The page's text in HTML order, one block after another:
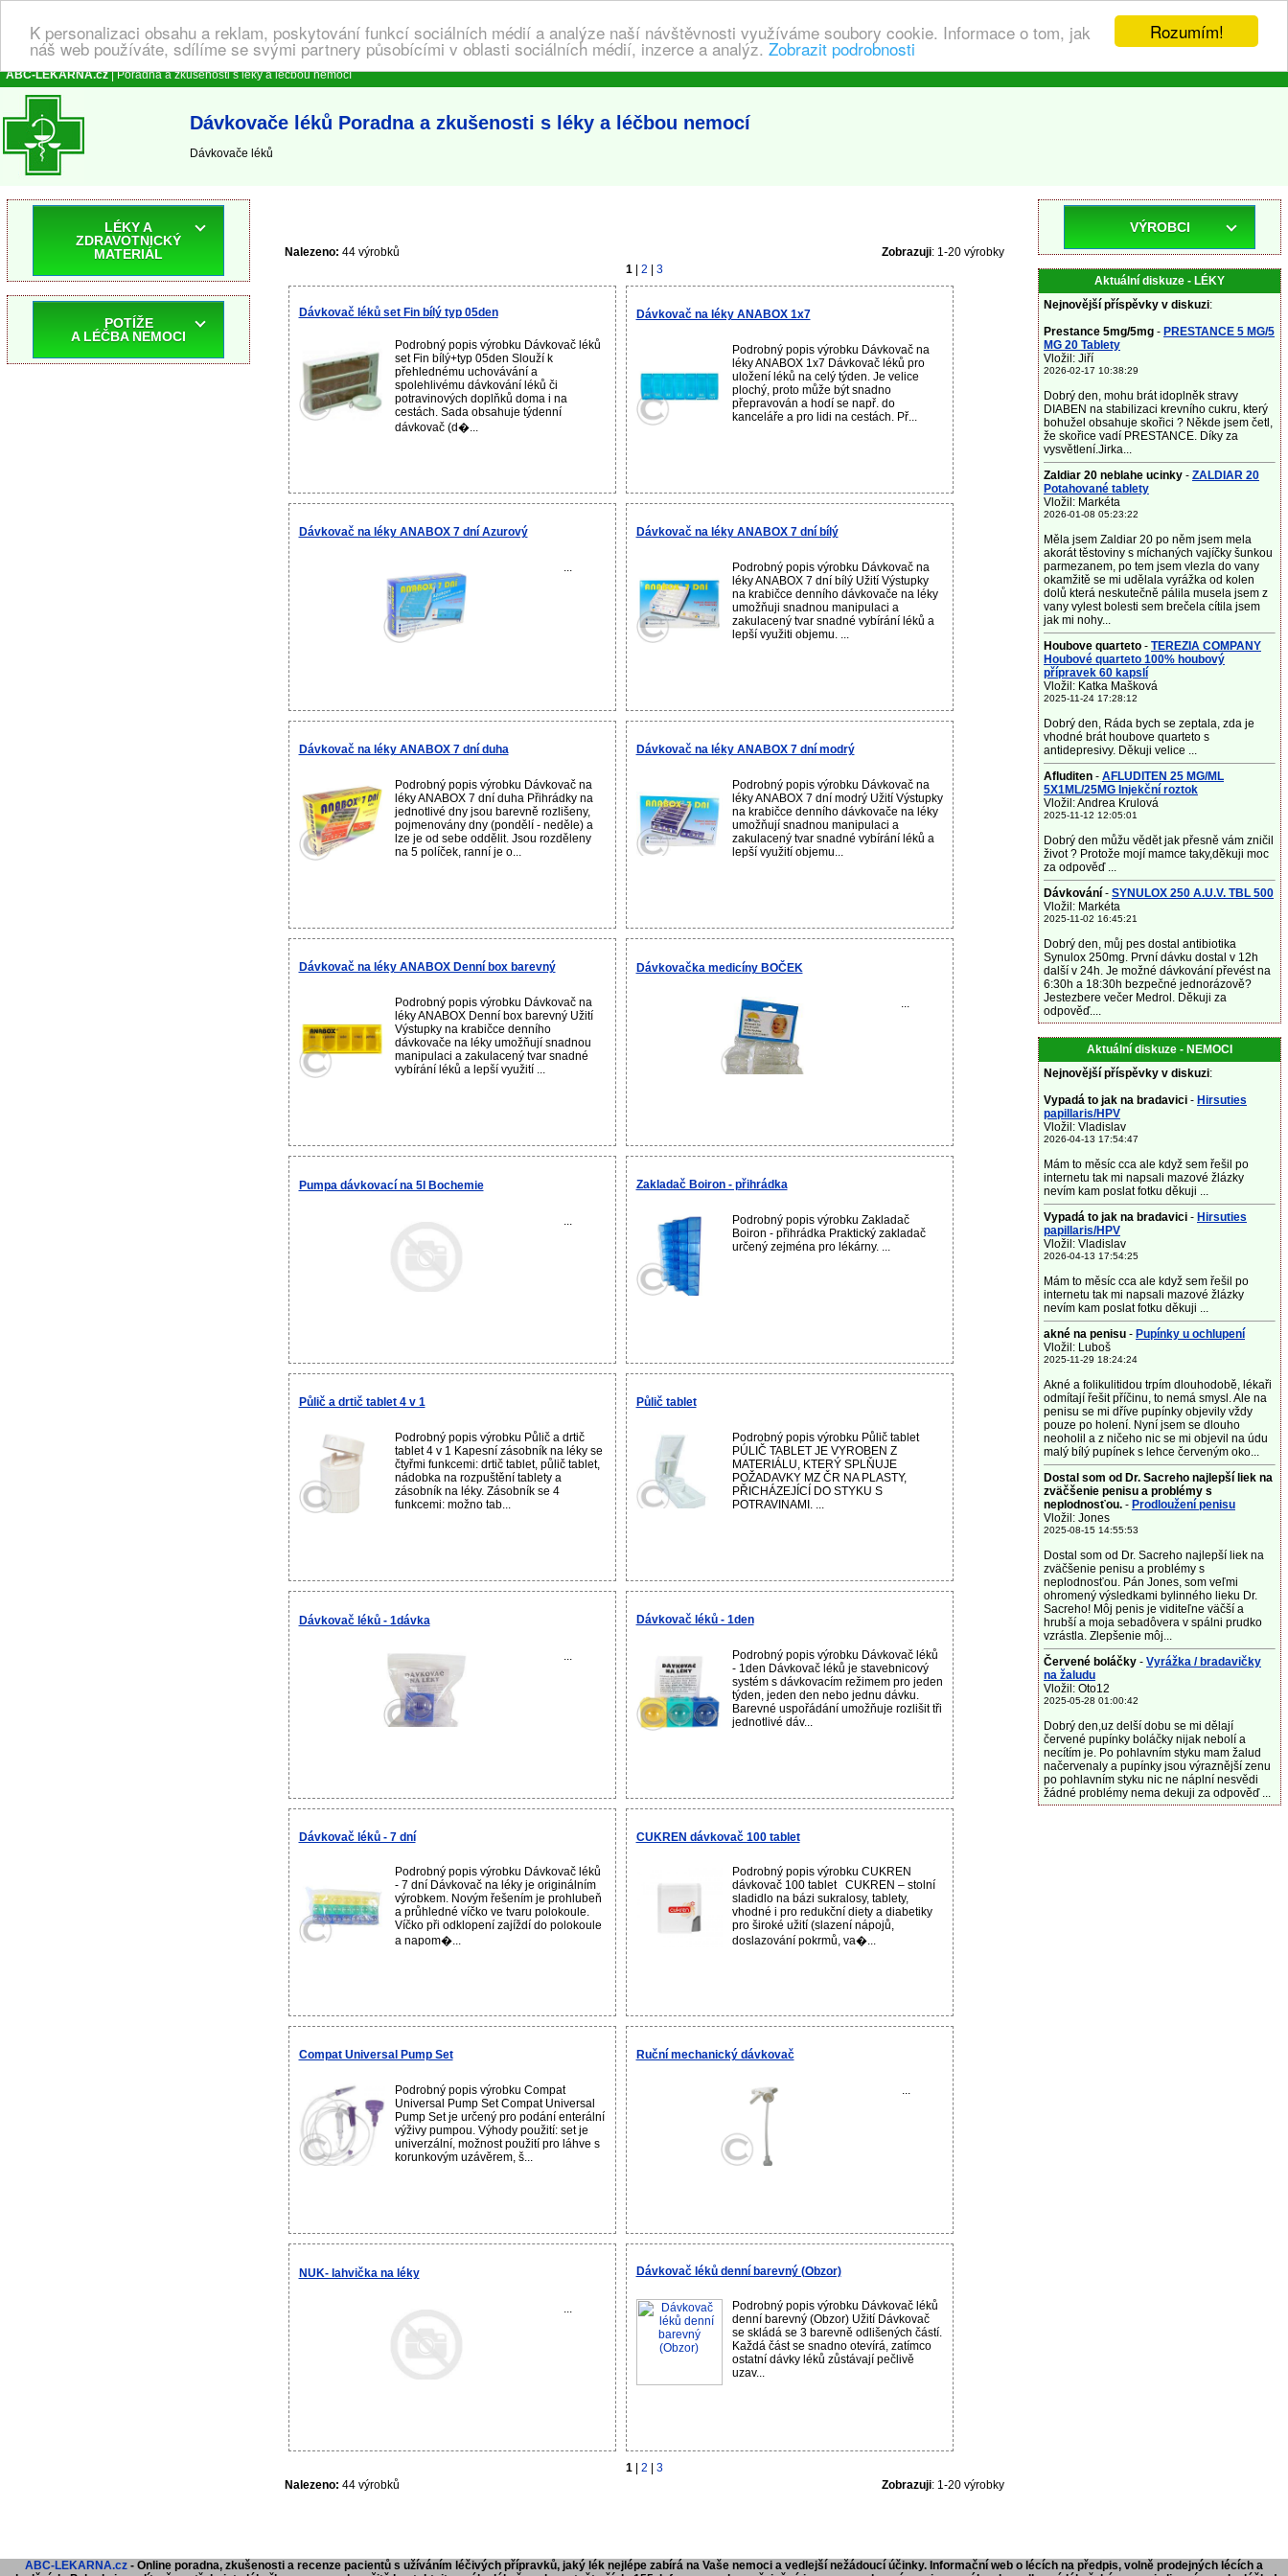
Rozumím!
K personalizaci obsahu a reklam, poskytování funkcí sociálních médií a analýze naší návštěvnosti využíváme soubory cookie. Informace o tom, jak
náš web používáte, sdílíme se svými partnery působícími v oblasti sociálních médií, inzerce a analýz. Zobrazit podrobnosti
ABC-LEKARNA.cz| Poradna a zkušenosti s léky a léčbou nemocí
Dávkovače léků Poradna a zkušenosti s léky a léčbou nemocí
Dávkovače léků
Nalezeno: 44 výrobků Zobrazuji: 1-20 výrobky
1
2 3
Dávkovač léků set Fin bílý typ 05den
Podrobný popis výrobku Dávkovač léků
set Fin bílý+typ 05den Slouží k
přehlednému uchovávání a
spolehlivému dávkování léků či
potravinových doplňků doma i na
cestách. Sada obsahuje týdenní
dávkovač (d�...
Dávkovač na léky ANABOX 1x7
Podrobný popis výrobku Dávkovač na
léky ANABOX 1x7 Dávkovač léků pro
uložení léků na celý týden. Je velice
plochý, proto může být snadno
přepravován a hodí se např. do
kanceláře a pro lidi na cestách. Př...
Dávkovač na léky ANABOX 7 dní Azurový
...
Dávkovač na léky ANABOX 7 dní bílý
Podrobný popis výrobku Dávkovač na
léky ANABOX 7 dní bílý Užití Výstupky
na krabičce denního dávkovače na léky
umožňuji snadnou manipulaci a
zakulacený tvar snadné vybírání léků a
lepší využiti objemu. ...
Dávkovač na léky ANABOX 7 dní duha
Podrobný popis výrobku Dávkovač na
léky ANABOX 7 dní duha Přihrádky na
jednotlivé dny jsou barevně rozlišeny,
pojmenovány dny (pondělí - neděle) a
lze je od sebe oddělit. Jsou rozděleny
na 5 políček, ranní je o...
Dávkovač na léky ANABOX 7 dní modrý
Podrobný popis výrobku Dávkovač na
léky ANABOX 7 dní modrý Užití Výstupky
na krabičce denního dávkovače na léky
umožňují snadnou manipulaci a
zakulacený tvar snadné vybírání léků a
lepší využití objemu...
Dávkovač na léky ANABOX Denní box barevný
Podrobný popis výrobku Dávkovač na
léky ANABOX Denní box barevný Užití
Výstupky na krabičce denního
dávkovače na léky umožňují snadnou
manipulaci a zakulacený tvar snadné
vybírání léků a lepší využití ...
Dávkovačka medicíny BOČEK
...
Pumpa dávkovací na 5l Bochemie
...
Zakladač Boiron - přihrádka
Podrobný popis výrobku Zakladač
Boiron - přihrádka Praktický zakladač
určený zejména pro lékárny. ...
Půlič a drtič tablet 4 v 1
Podrobný popis výrobku Půlič a drtič
tablet 4 v 1 Kapesní zásobník na léky se
čtyřmi funkcemi: drtič tablet, půlič tablet,
nádobka na rozpuštění tablety a
zásobník na léky. Zásobník se 4
funkcemi: možno tab...
Půlič tablet
Podrobný popis výrobku Půlič tablet
PÚLIČ TABLET JE VYROBEN Z
MATERIÁLU, KTERÝ SPLŇUJE
POŽADAVKY MZ ČR NA PLASTY,
PŘICHÁZEJÍCÍ DO STYKU S
POTRAVINAMI. ...
Dávkovač léků - 1dávka
...
Dávkovač léků - 1den
Podrobný popis výrobku Dávkovač léků
- 1den Dávkovač léků je stavebnicový
systém s dávkovacím režimem pro jeden
týden, jeden den nebo jednu dávku.
Barevné uspořádání umožňuje rozlišit tři
jednotlivé dáv...
Dávkovač léků - 7 dní
Podrobný popis výrobku Dávkovač léků
- 7 dní Dávkovač na léky je originálním
výrobkem. Novým řešením je prohlubeň
a průhledné víčko ve tvaru polokoule.
Víčko při odklopení zajíždí do polokoule
a napom�...
CUKREN dávkovač 100 tablet
Podrobný popis výrobku CUKREN
dávkovač 100 tablet CUKREN – stolní
sladidlo na bázi sukralosy, tablety,
vhodné i pro redukční diety a diabetiky
pro široké užití (slazení nápojů,
doslazování pokrmů, va�...
Compat Universal Pump Set
Podrobný popis výrobku Compat
Universal Pump Set Compat Universal
Pump Set je určený pro podání enterální
výživy pumpou. Výhody použití: set je
univerzální, možnost použití pro láhve s
korunkovým uzávěrem, š...
Ruční mechanický dávkovač
...
NUK- lahvička na léky
...
Dávkovač léků denní barevný (Obzor)
Podrobný popis výrobku Dávkovač léků
denní barevný (Obzor) Užití Dávkovač
se skládá se 3 barevně odlišených částí.
Každá část se snadno otevírá, zatímco
ostatní dávky léků zůstávají pečlivě
uzav...
1 2
3
Nalezeno: 44 výrobků Zobrazuji: 1-20 výrobky
LÉKY A
ZDRAVOTNICKÝ
MATERIÁL
POTÍŽE
A LÉČBA NEMOCI
VÝROBCI
Aktuální diskuze - LÉKY
Nejnovější příspěvky v diskuzi:
Prestance 5mg/5mg - PRESTANCE 5 MG/5
MG 20 Tablety
Vložil: Jiří
2026-02-17 10:38:29
Dobrý den, mohu brát idoplněk stravy
DIABEN na stabilizaci krevního cukru, který
bohužel obsahuje skořici ? Někde jsem četl,
že skořice vadí PRESTANCE. Díky za
vysvětlení.Jirka...
Zaldiar 20 neblahe ucinky - ZALDIAR 20
Potahované tablety
Vložil: Markéta
2026-01-08 05:23:22
Měla jsem Zaldiar 20 po něm jsem mela
akorát těstoviny s míchaných vajíčky šunkou
parmezanem, po tem jsem vlezla do vany
okamžitě se mi udělala vyrážka od kolen
dolů která neskutečně pálila musela jsem z
vany vylest bolesti sem brečela cítila jsem
jak mi nohy...
Houbove quarteto - TEREZIA COMPANY
Houbové quarteto 100% houbový
přípravek 60 kapslí
Vložil: Katka Mašková
2025-11-24 17:28:12
Dobrý den, Ráda bych se zeptala, zda je
vhodné brát houbove quarteto s
antidepresivy. Děkuji velice ...
Afluditen - AFLUDITEN 25 MG/ML
5X1ML/25MG Injekční roztok
Vložil: Andrea Krulová
2025-11-12 12:05:01
Dobrý den můžu vědět jak přesně vám zničil
život ? Protože mojí mamce taky,děkuji moc
za odpověď ...
Dávkování - SYNULOX 250 A.U.V. TBL 500
Vložil: Markéta
2025-11-02 16:45:21
Dobrý den, můj pes dostal antibiotika
Synulox 250mg. První dávku dostal v 12h
další v 24h. Je možné dávkování převést na
6:30h a 18:30h bezpečné jednorázově?
Jestezbere večer Medrol. Děkuji za
odpověď....
Aktuální diskuze - NEMOCI
Nejnovější příspěvky v diskuzi:
Vypadá to jak na bradavici - Hirsuties
papillaris/HPV
Vložil: Vladislav
2026-04-13 17:54:47
Mám to měsíc cca ale když sem řešil po
internetu tak mi napsali mazové žlázky
nevím kam poslat fotku děkuji ...
Vypadá to jak na bradavici - Hirsuties
papillaris/HPV
Vložil: Vladislav
2026-04-13 17:54:25
Mám to měsíc cca ale když sem řešil po
internetu tak mi napsali mazové žlázky
nevím kam poslat fotku děkuji ...
akné na penisu - Pupínky u ochlupení
Vložil: Luboš
2025-11-29 18:24:24
Akné a folikulitidou trpím dlouhodobě, lékaři
odmítají řešit příčinu, to nemá smysl. Ale na
penisu se mi dříve pupínky objevily vždy
pouze po holení. Nyní jsem se dlouho
neoholil a z ničeho nic se mi objevil na údu
malý bílý pupínek s lehce červeným oko...
Dostal som od Dr. Sacreho najlepší liek na
zväčšenie penisu a problémy s
neplodnosťou. - Prodloužení penisu
Vložil: Jones
2025-08-15 14:55:53
Dostal som od Dr. Sacreho najlepší liek na
zväčšenie penisu a problémy s
neplodnosťou. Pán Jones, som veľmi
ohromený výsledkami bylinného lieku Dr.
Sacreho! Môj penis je viditeľne väčší a
hrubší a moja sebadôvera v spálni prudko
vzrástla. Zlepšenie môj...
Červené boláčky - Vyrážka / bradavičky
na žaludu
Vložil: Oto12
2025-05-28 01:00:42
Dobrý den,uz delší dobu se mi dělají
červené pupínky boláčky nijak nebolí a
necítím je. Po pohlavním styku mam žalud
načervenaly a pupínky jsou výraznější zenu
po pohlavním styku nic ne náplní nesvědi
žádné problémy nema dekuji za odpověď ...
ABC-LEKARNA.cz - Online poradna, zkušenosti a recenze pacientů s užíváním léčivých přípravků, jaký lék nejlépe zabírá na Vaše nemoci a vedlejší nežádoucí účinky. Informační web o lécích na předpis, volně prodejných lécích a